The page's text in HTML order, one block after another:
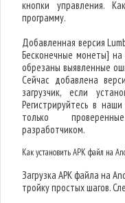
кнопки управления.
программу.
Добавленная версия
Бесконечные монеты]
обрезаны выявленные
Сейчас добавлена
загрузчик, если
Регистрируйтесь в
только
разработчиком.
Как установить APK файл на
Загрузка APK файла на
тройку простых шагов.